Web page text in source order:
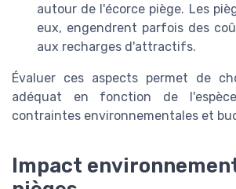
autour de l'écorce piège. Les
eux, engendrent parfois des
aux recharges d'attractifs.
Évaluer ces aspects permet de
adéquat en fonction de
contraintes environnementales et
Impact